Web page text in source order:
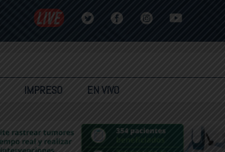
IMPRESO EN VIVO